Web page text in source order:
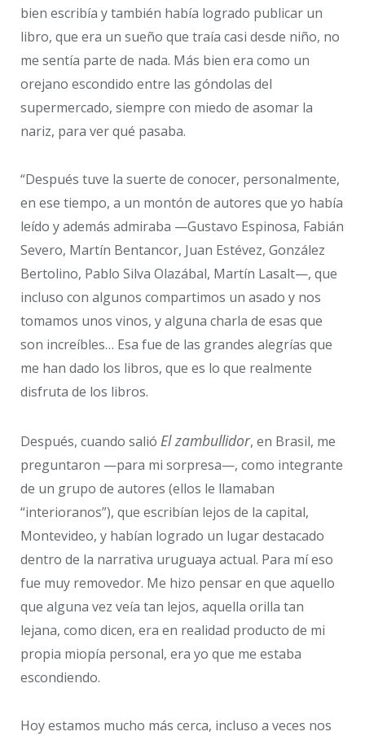
bien escribía y también había logrado publicar un
libro, que era un sueño que traía casi desde niño, no
me sentía parte de nada. Más bien era como un
orejano escondido entre las góndolas del
supermercado, siempre con miedo de asomar la
nariz, para ver qué pasaba.
“Después tuve la suerte de conocer, personalmente,
en ese tiempo, a un montón de autores que yo había
leído y además admiraba —Gustavo Espinosa, Fabián
Severo, Martín Bentancor, Juan Estévez, González
Bertolino, Pablo Silva Olazábal, Martín Lasalt—, que
incluso con algunos compartimos un asado y nos
tomamos unos vinos, y alguna charla de esas que
son increíbles… Esa fue de las grandes alegrías que
me han dado los libros, que es lo que realmente
disfruta de los libros.
Después, cuando salió El zambullidor, en Brasil, me
preguntaron —para mi sorpresa—, como integrante
de un grupo de autores (ellos le llamaban
“interioranos”), que escribían lejos de la capital,
Montevideo, y habían logrado un lugar destacado
dentro de la narrativa uruguaya actual. Para mí eso
fue muy removedor. Me hizo pensar en que aquello
que alguna vez veía tan lejos, aquella orilla tan
lejana, como dicen, era en realidad producto de mi
propia miopía personal, era yo que me estaba
escondiendo.
Hoy estamos mucho más cerca, incluso a veces nos